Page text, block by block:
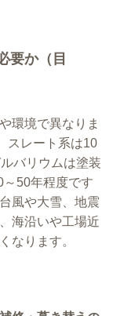
要か（目
環境で異なりま
スレート系は10
バリウムは塗装
50年程度です
風や大雪、地震
海沿いや工場近
なります。